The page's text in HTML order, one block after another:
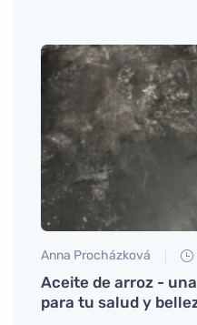
Anna Procházková
Aceite de arroz -
para tu salud y